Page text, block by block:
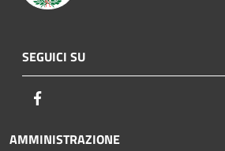
SEGUICI SU
AMMINISTRAZIONE